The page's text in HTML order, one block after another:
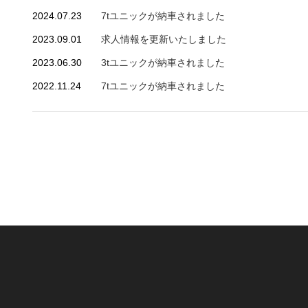
2024.07.23 7tユニックが納車されました
2023.09.01 求人情報を更新いたしました
2023.06.30 3tユニックが納車されました
2022.11.24 7tユニックが納車されました